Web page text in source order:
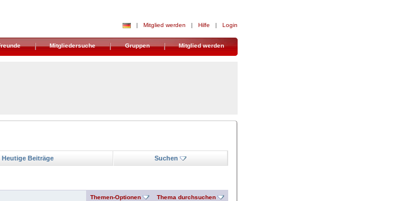
| Mitglied werden | Hilfe | Login
Mitgliedersuche Gruppen Mitglied werden
Heutige Beiträge Suchen
Themen-Optionen Thema durchsuchen